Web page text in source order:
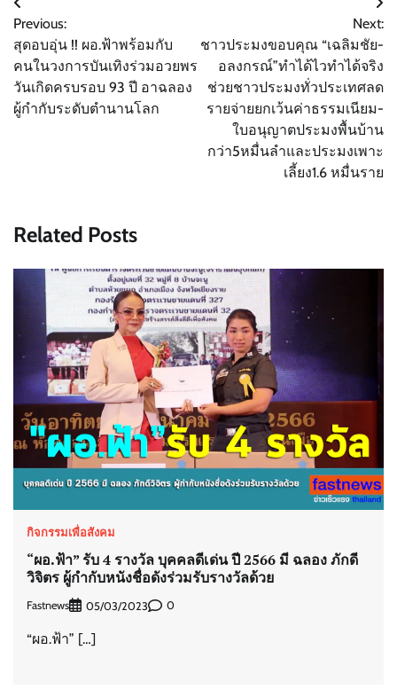
แนะแนว
เรื่อง
Previous:
สุดอบอุ่น !! ผอ.ฟ้าพร้อมกับ
คนในวงการบันเทิงร่วมอวยพร
วันเกิดครบรอบ 93 ปี อาฉลอง
ผู้กำกับระดับตำนานโลก
Next:
ชาวประมงขอบคุณ “เฉลิมชัย-
อลงกรณ์”ทำได้ไวทำได้จริง
ช่วยชาวประมงทั่วประเทศลด
รายจ่ายยกเว้นค่าธรรมเนียม-
ใบอนุญาตประมงพื้นบ้าน
กว่า5หมื่นลำและประมงเพาะ
เลี้ยง1.6 หมื่นราย
Related Posts
กิจกรรมเพื่อสังคม
“ผอ.ฟ้า” รับ 4 รางวัล บุคคลดีเด่น ปี 2566 มี ฉลอง ภักดี
วิจิตร ผู้กำกับหนังชื่อดังร่วมรับรางวัลด้วย
Fastnews 05/03/2023 0
“ผอ.ฟ้า” […]